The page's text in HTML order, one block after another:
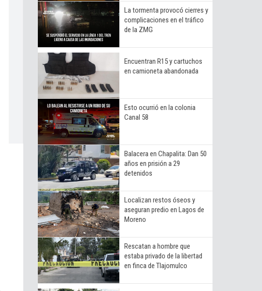
La tormenta provocó cierres y
complicaciones en el tráfico
de la ZMG
Encuentran R15 y cartuchos
en camioneta abandonada
Esto ocurrió en la colonia
Canal 58
Balacera en Chapalita: Dan 50
años en prisión a 29
detenidos
Localizan restos óseos y
aseguran predio en Lagos de
Moreno
Rescatan a hombre que
estaba privado de la libertad
en finca de Tlajomulco